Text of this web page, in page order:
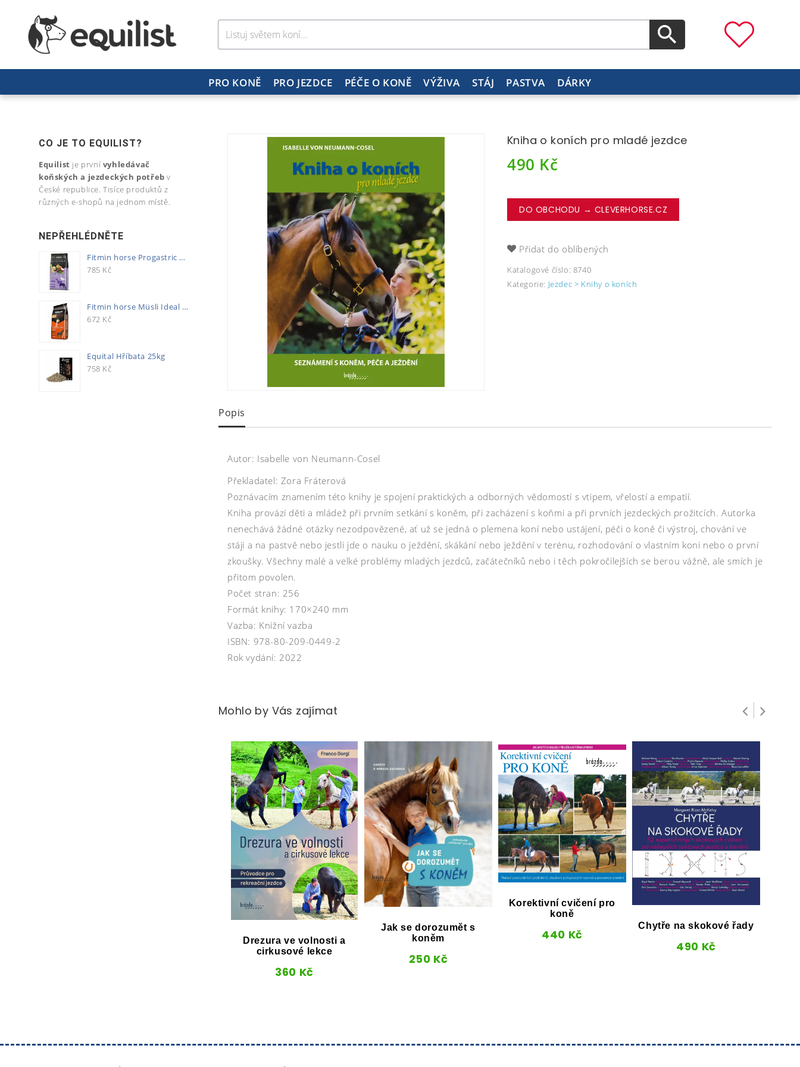
PRO KONĚ PRO JEZDCE PÉČE O KONĚ VÝŽIVA STÁJ PASTVA DÁRKY
Kniha o koních pro mladé jezdce
490 Kč
DO OBCHODU → CLEVERHORSE.CZ
Přidat do oblíbených
Katalogové číslo: 8740
Kategorie: Jezdec > Knihy o koních
Popis
Autor: Isabelle von Neumann-Cosel
Překladatel: Zora Fráterová
Poznávacím znamením této knihy je spojení praktických a odborných vědomostí s vtipem, vřelostí a empatií.
Kniha provází děti a mládež při prvním setkání s koněm, při zacházení s koňmi a při prvních jezdeckých prožitcích. Autorka
nenechává žádné otázky nezodpovězené, ať už se jedná o plemena koní nebo ustájení, péči o koně či výstroj, chování ve
stáji a na pastvě nebo jestli jde o nauku o ježdění, skákání nebo ježdění v terénu, rozhodování o vlastním koni nebo o první
zkoušky. Všechny malé a velké problémy mladých jezdců, začátečníků nebo i těch pokročilejších se berou vážně, ale smích je
přitom povolen.
Počet stran: 256
Formát knihy: 170×240 mm
Vazba: Knižní vazba
ISBN: 978-80-209-0449-2
Rok vydání: 2022
Mohlo by Vás zajímat
Drezura ve volnosti a
cirkusové lekce
360 Kč
Jak se dorozumět s
koněm
250 Kč
Korektivní cvičení pro
koně
440 Kč
Chytře na skokové řady
490 Kč
CO JE TO EQUILIST?
Equilist je první vyhledávač
koňských a jezdeckých potřeb v
České republice. Tisíce produktů z
různých e-shopů na jednom místě.
NEPŘEHLÉDNĚTE
Fitmin horse Progastric 20kg
785 Kč
Fitmin horse Müsli Ideal 20kg
672 Kč
Equital Hříbata 25kg
758 Kč